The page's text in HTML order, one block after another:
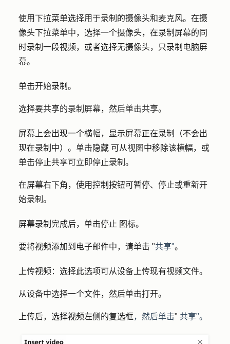
使用下拉菜单选择用于录制的摄像头和麦克风。在摄
像头下拉菜单中，选择一个摄像头，在录制屏幕的同
时录制一段视频，或者选择无摄像头，只录制电脑屏
幕。
单击开始录制 。
选择要共享的录制 屏幕，然后单击共享。
屏幕上会出现一个横幅，显示屏幕正在录制（不会出
现在录制中）。单击 隐藏 可从视图中移除该横幅，或
单击停止共享可立即停止录制。
在屏幕右下角，使用控制按钮可暂停、 停止或重新开
始录制。
屏幕录制完成后，单击停止 图标。
要将视频添加到电子邮件中，请单击 "共享"。
上传视频： 选择此选项可从设备上传现有视频文件。
从设备中选择一个文件，然后单击打开。
上传后，选择视频左侧的复选框，然后单击" 共享"。